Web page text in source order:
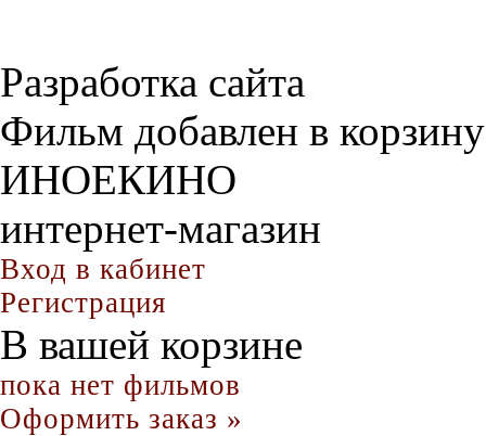
Разработка сайта
Фильм добавлен в корзину
ИНОЕКИНО
интернет-магазин
Вход в кабинет
Регистрация
В вашей корзине
пока нет фильмов
Оформить заказ »